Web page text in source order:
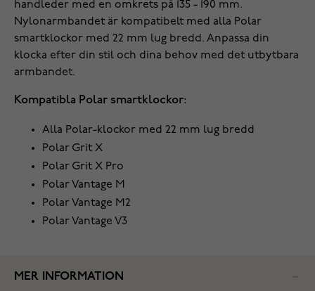
handleder med en omkrets på 135 - 190 mm.
Nylonarmbandet är kompatibelt med alla Polar
smartklockor med 22 mm lug bredd. Anpassa din
klocka efter din stil och dina behov med det utbytbara
armbandet.
Kompatibla Polar smartklockor:
Alla Polar-klockor med 22 mm lug bredd
Polar Grit X
Polar Grit X Pro
Polar Vantage M
Polar Vantage M2
Polar Vantage V3
MER INFORMATION